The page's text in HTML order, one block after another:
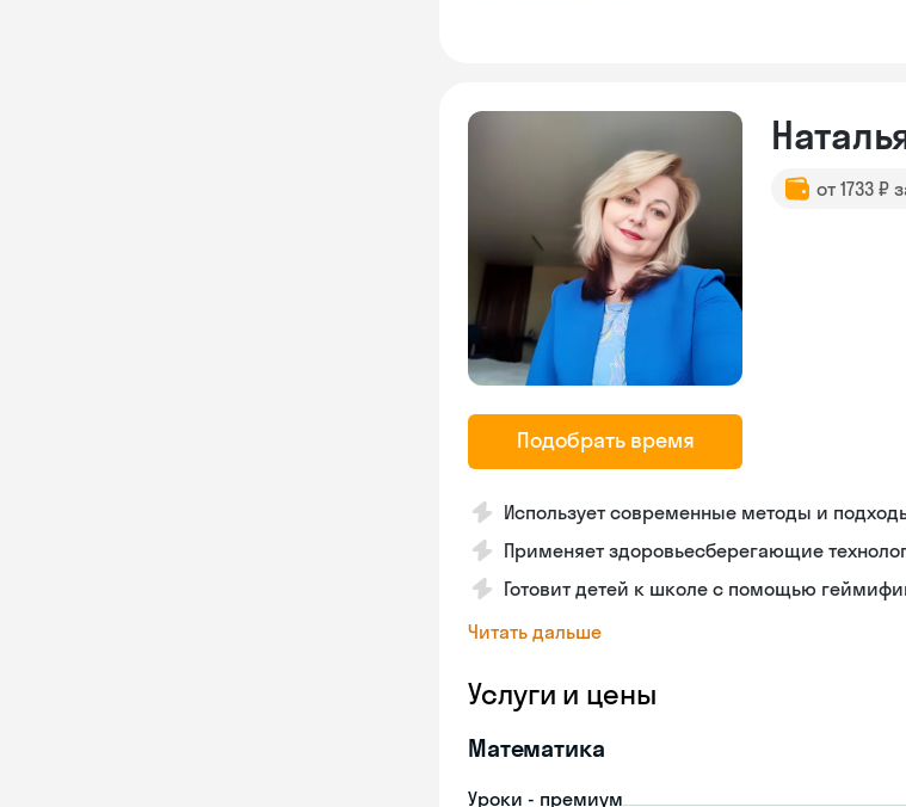
Подобрать время
от 1733 ₽
Использует современные методы и
Применяет здоровьесберегающие
Готовит детей к школе с помощью
Читать дальше
Услуги и цены
Математика
Уроки - премиум